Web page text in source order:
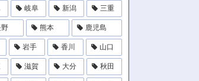
岐阜 新潟 三重
野 熊本 鹿児島
岩手 香川 山口
滋賀 大分 秋田